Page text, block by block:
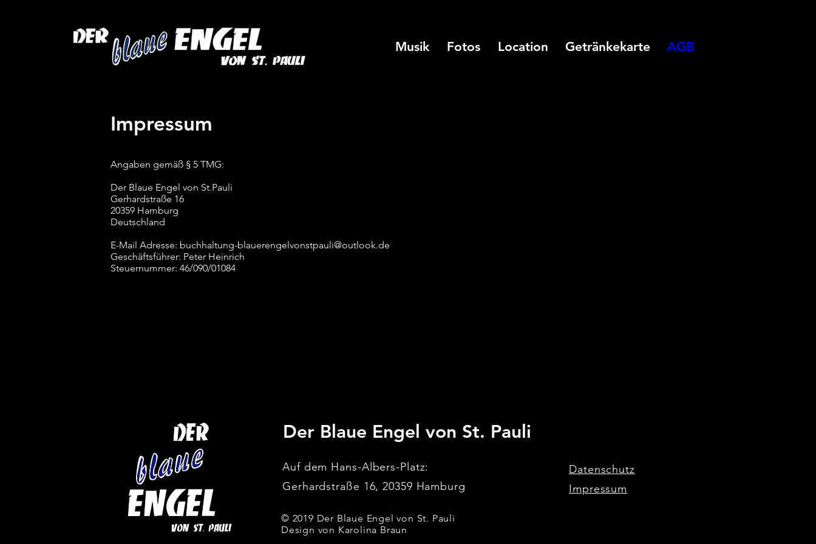
Musik Fotos Location Getränkekarte AGB
Impressum
Angaben gemäß § 5 TMG:
Der Blaue Engel von St.Pauli
Gerhardstraße 16
20359 Hamburg
Deutschland
E-Mail Adresse: buchhaltung-blauerengelvonstpauli@outlook.de
Geschäftsführer: Peter Heinrich
Steuernummer: 46/090/01084
Der Blaue Engel von St. Pauli
© 2019 Der Blaue Engel von St. Pauli
Design von Karolina Braun
Auf dem Hans-Albers-Platz:
Gerhardstraße 16, 20359 Hamburg
Datenschutz
Impressum